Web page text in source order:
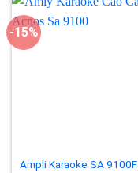
-15%
Ampli Karaoke SA 9100F